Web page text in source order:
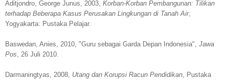
Aditjondro, George Junus, 2003, Korban-Korban Pembangunan: Tilikan
terhadap Beberapa Kasus Perusakan Lingkungan di Tanah Air,
Yogyakarta: Pustaka Pelajar.
Baswedan, Anies, 2010, "Guru sebagai Garda Depan Indonesia", Jawa
Pos , 26 Juli 2010.
Darmaningtyas, 2008, Utang dan Korupsi Racun Pendidikan , Pustaka